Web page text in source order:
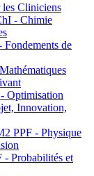
Cliniciens
- Chimie
de
Optimisation
Innovation,
PPF - Physique
Probabilités et